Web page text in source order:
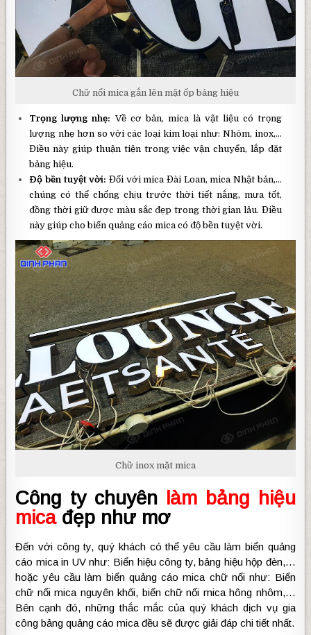
Chữ nổi mica gắn lên mặt ốp bảng hiệu
Trọng lượng nhẹ: Về cơ bản, mica là vật liệu có trọng
lượng nhẹ hơn so với các loại kim loại như: Nhôm, inox,…
Điều này giúp thuận tiện trong việc vận chuyển, lắp đặt
bảng hiệu.
Độ bền tuyệt vời: Đối với mica Đài Loan, mica Nhật bản,…
chúng có thể chống chịu trước thời tiết nắng, mưa tốt,
đồng thời giữ được màu sắc đẹp trong thời gian lâu. Điều
này giúp cho biển quảng cáo mica có độ bền tuyệt vời.
Chữ inox mặt mica
Công ty chuyên
làm bảng hiệu
micađẹp như mơ
Đến với công ty, quý khách có thể yêu cầu làm biển quảng
cáo mica in UV như: Biển hiệu công ty, bảng hiệu hộp đèn,…
hoặc yêu cầu làm biển quảng cáo mica chữ nổi như: Biển
chữ nổi mica nguyên khối, biển chữ nổi mica hông nhôm,…
Bên cạnh đó, những thắc mắc của quý khách dịch vụ gia
công bảng quảng cáo mica đều sẽ được giải đáp chi tiết nhất.